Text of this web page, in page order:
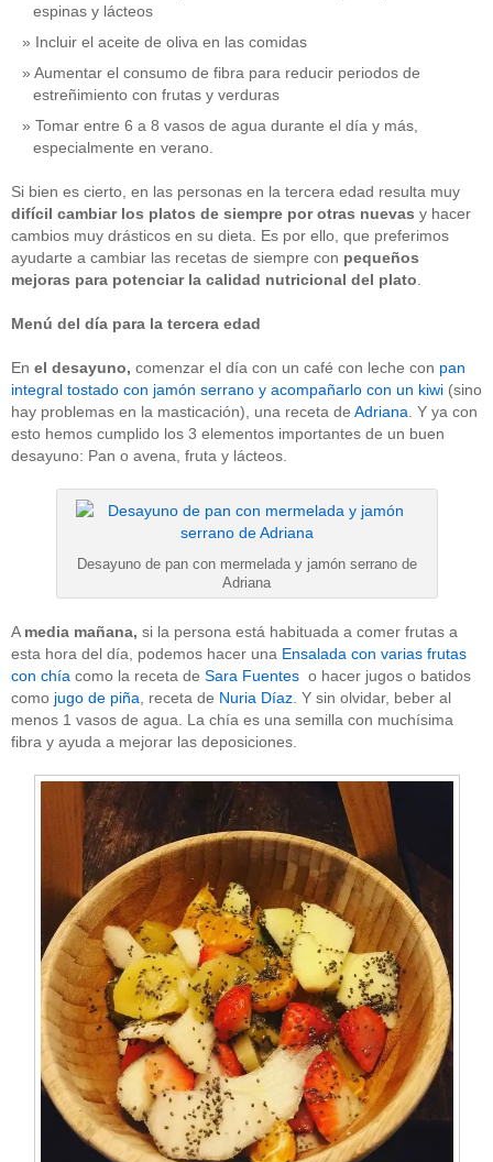
espinas y lácteos
Incluir el aceite de oliva en las comidas
Aumentar el consumo de fibra para reducir periodos de
estreñimiento con frutas y verduras
Tomar entre 6 a 8 vasos de agua durante el día y más,
especialmente en verano.
Si bien es cierto, en las personas en la tercera edad resulta muy
difícil cambiar los platos de siempre por otras nuevas y hacer
cambios muy drásticos en su dieta. Es por ello, que preferimos
ayudarte a cambiar las recetas de siempre con pequeños
mejoras para potenciar la calidad nutricional del plato
Menú del día para la tercera edad
En el desayuno, comenzar el día con un café con leche con pan
integral tostado con jamón serrano y acompañarlo con un kiwi (sino
hay problemas en la masticación), una receta de Adriana . Y ya con
esto hemos cumplido los 3 elementos importantes de un buen
desayuno: Pan o avena, fruta y lácteos.
Desayuno de pan con mermelada y jamón serrano de
Adriana
A media mañana, si la persona está habituada a comer frutas a
esta hora del día, podemos hacer una Ensalada con varias frutas
con chía como la receta de Sara Fuentes o hacer jugos o batidos
como jugo de piña , receta de Nuria Díaz . Y sin olvidar, beber al
menos 1 vasos de agua. La chía es una semilla con muchísima
fibra y ayuda a mejorar las deposiciones.